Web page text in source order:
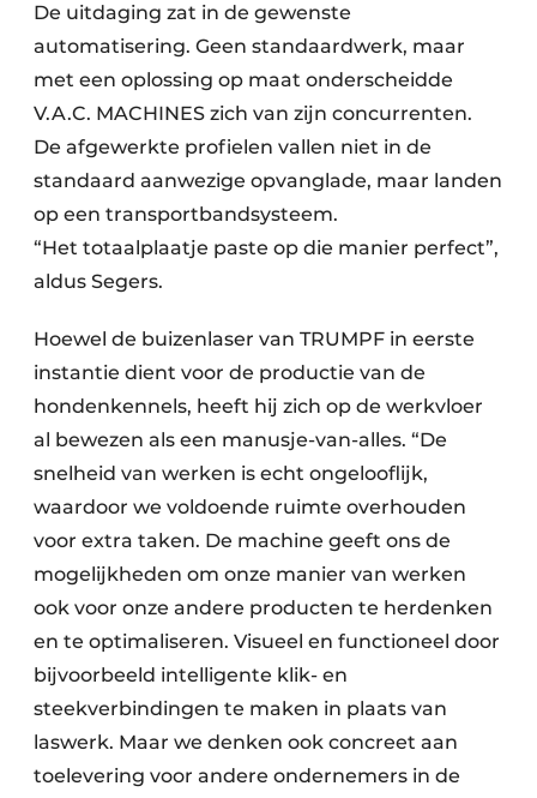
De uitdaging zat in de gewenste
automatisering. Geen standaardwerk, maar
met een oplossing op maat onderscheidde
V.A.C. MACHINES zich van zijn concurrenten.
De afgewerkte profielen vallen niet in de
standaard aanwezige opvanglade, maar landen
op een transportbandsysteem.
“Het totaalplaatje paste op die manier perfect”,
aldus Segers.
Hoewel de buizenlaser van TRUMPF in eerste
instantie dient voor de productie van de
hondenkennels, heeft hij zich op de werkvloer
al bewezen als een manusje-van-alles. “De
snelheid van werken is echt ongelooflijk,
waardoor we voldoende ruimte overhouden
voor extra taken. De machine geeft ons de
mogelijkheden om onze manier van werken
ook voor onze andere producten te herdenken
en te optimaliseren. Visueel en functioneel door
bijvoorbeeld intelligente klik- en
steekverbindingen te maken in plaats van
laswerk. Maar we denken ook concreet aan
toelevering voor andere ondernemers in de